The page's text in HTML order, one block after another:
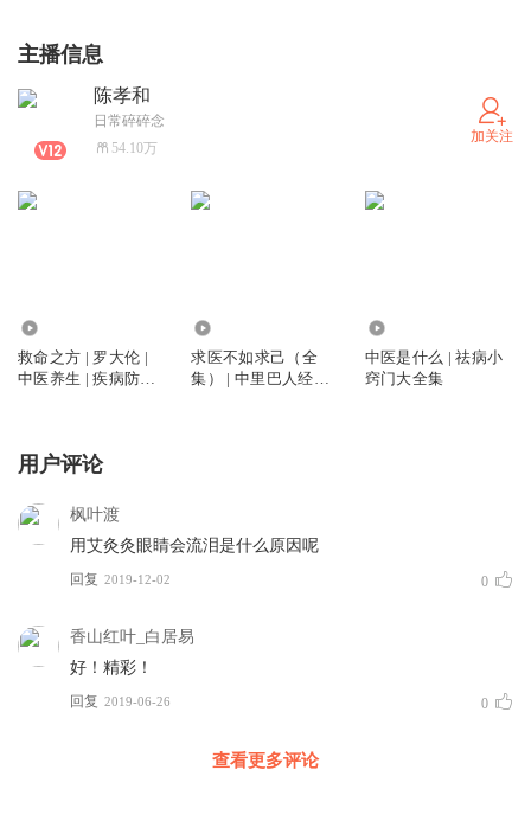
主播信息
陈孝和
日常碎碎念
54.10万
加关注
救命之方 | 罗大伦 |
中医养生 | 疾病防治 |
求医不如求己（全
集） | 中里巴人经典
中医是什么 | 祛病小
窍门大全集
用户评论
枫叶渡
用艾灸灸眼睛会流泪是什么原因呢
回复 2019-12-02 0
香山红叶_白居易
好！精彩！
回复 2019-06-26 0
查看更多评论